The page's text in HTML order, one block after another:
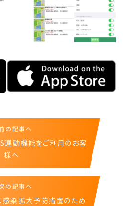
の記事へ
動機能をご利用のお客
様へ
の記事へ
感染拡大予防措置のため